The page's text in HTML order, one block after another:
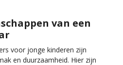
van een
voor jonge kinderen zijn
en duurzaamheid. Hier zijn